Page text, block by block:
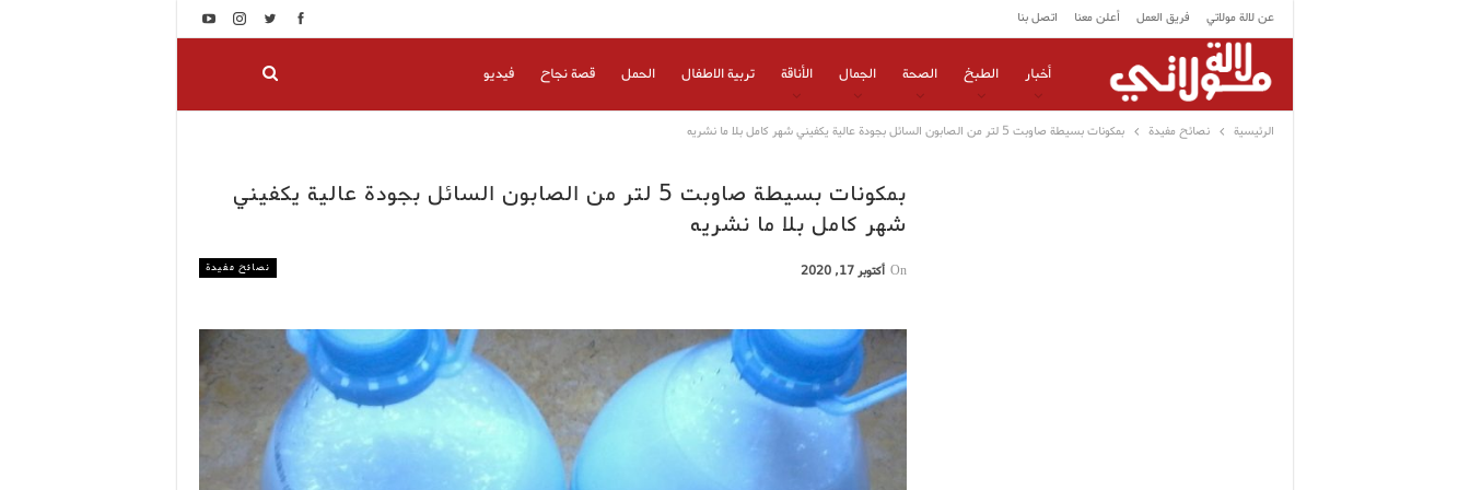
عن لالة مولاتي فريق العمل أعلن معنا اتصل بنا
أخبار الطبخ الصحة الجمال الأناقة تربية الاطفال الحمل قصة نجاح فيديو
الرئيسية نصائح مفيدة بمكونات بسيطة صاوبت 5 لتر من الصابون السائل بجودة عالية يكفيني شهر كامل بلا ما نشريه
بمكونات بسيطة صاوبت 5 لتر من الصابون السائل بجودة عالية يكفيني
شهر كامل بلا ما نشريه
نصائح مفيدة On أكتوبر 17, 2020